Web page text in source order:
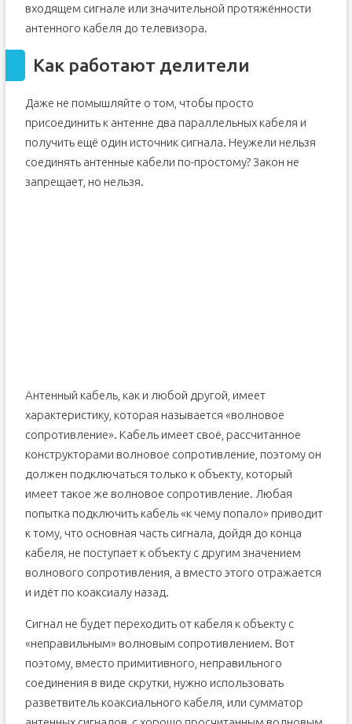
входящем сигнале или значительной протяжённости
антенного кабеля до телевизора.
Как работают делители
Даже не помышляйте о том, чтобы просто
присоединить к антенне два параллельных кабеля и
получить ещё один источник сигнала. Неужели нельзя
соединять антенные кабели по-простому? Закон не
запрещает, но нельзя.
Антенный кабель, как и любой другой, имеет
характеристику, которая называется «волновое
сопротивление». Кабель имеет своё, рассчитанное
конструкторами волновое сопротивление, поэтому он
должен подключаться только к объекту, который
имеет такое же волновое сопротивление. Любая
попытка подключить кабель «к чему попало» приводит
к тому, что основная часть сигнала, дойдя до конца
кабеля, не поступает к объекту с другим значением
волнового сопротивления, а вместо этого отражается
и идёт по коаксиалу назад.
Сигнал не будет переходить от кабеля к объекту с
«неправильным» волновым сопротивлением. Вот
поэтому, вместо примитивного, неправильного
соединения в виде скрутки, нужно использовать
разветвитель коаксиального кабеля, или сумматор